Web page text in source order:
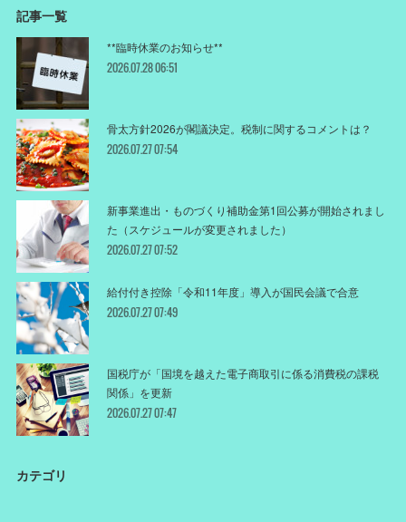
記事一覧
**臨時休業のお知らせ**
2026.07.28 06:51
骨太方針2026が閣議決定。税制に関するコメントは？
2026.07.27 07:54
新事業進出・ものづくり補助金第1回公募が開始されまし
た（スケジュールが変更されました）
2026.07.27 07:52
給付付き控除「令和11年度」導入が国民会議で合意
2026.07.27 07:49
国税庁が「国境を越えた電子商取引に係る消費税の課税
関係」を更新
2026.07.27 07:47
カテゴリ